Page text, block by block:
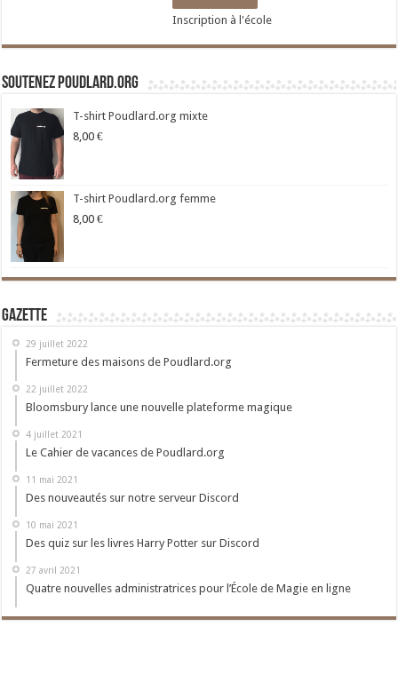
Inscription à l'école
Soutenez Poudlard.org
T-shirt Poudlard.org mixte
8,00 €
T-shirt Poudlard.org femme
8,00 €
Gazette
29 juillet 2022
Fermeture des maisons de Poudlard.org
22 juillet 2022
Bloomsbury lance une nouvelle plateforme magique
4 juillet 2021
Le Cahier de vacances de Poudlard.org
11 mai 2021
Des nouveautés sur notre serveur Discord
10 mai 2021
Des quiz sur les livres Harry Potter sur Discord
27 avril 2021
Quatre nouvelles administratrices pour l’École de Magie en ligne